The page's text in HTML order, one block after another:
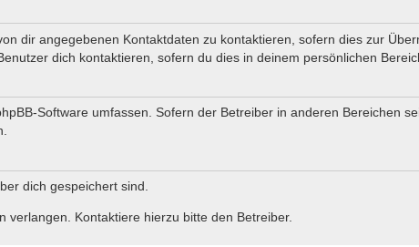
dir angegebenen Kontaktdaten zu kontaktieren, sofern dies zur
dich kontaktieren, sofern du dies in deinem persönlichen
Software umfassen. Sofern der Betreiber in anderen Bereichen
dich gespeichert sind.
verlangen. Kontaktiere hierzu bitte den Betreiber.